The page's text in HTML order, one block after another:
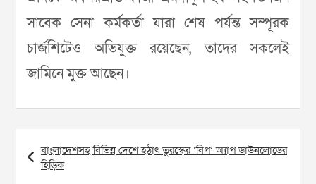
সাবেক সেনা কর্মকর্তা যারা শেষ পর্যন্ত সম্পূরক
চার্জশিটেও অভিযুক্ত রয়েছেন, তাদের সকলেই
জামিনে মুক্ত আছেন।
navigation
বাংলাদেশসহ বিভিন্ন দেশে হঠাৎ তুরস্কের ‘বিপ’ অ্যাপ ডাউনলোডের
হিড়িক